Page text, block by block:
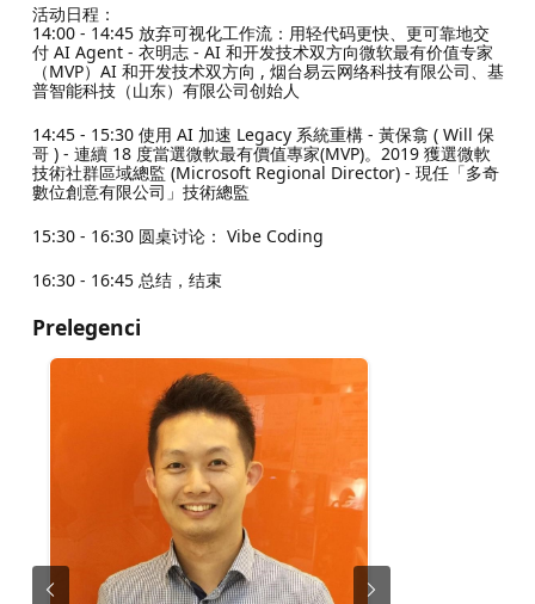
活动日程：
14:00 - 14:45 放弃可视化工作流：用轻代码更快、更可靠地交
付 AI Agent - 衣明志 - AI 和开发技术双方向微软最有价值专家
（MVP）AI 和开发技术双方向 , 烟台易云网络科技有限公司、基
普智能科技（山东）有限公司创始人
14:45 - 15:30 使用 AI 加速 Legacy 系統重構 - 黃保翕 ( Will 保
哥 ) - 連續 18 度當選微軟最有價值專家(MVP)。2019 獲選微軟
技術社群區域總監 (Microsoft Regional Director) - 現任「多奇
數位創意有限公司」技術總監
15:30 - 16:30 圆桌讨论： Vibe Coding
16:30 - 16:45 总结，结束
Prelegenci